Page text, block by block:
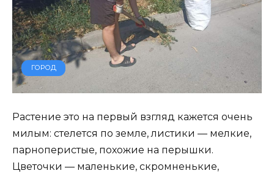
ГОРОД
Растение это на первый взгляд кажется очень
милым: стелется по земле, листики — мелкие,
парноперистые, похожие на перышки.
Цветочки — маленькие, скромненькие,